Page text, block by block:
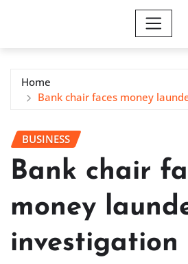
Home
Bank chair faces money
BUSINESS
Bank chair
money
investigation